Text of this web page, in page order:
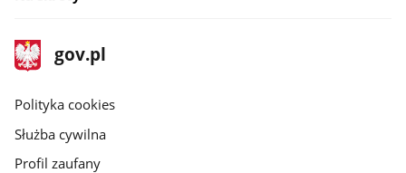
stopka
gov.pl
Strona
gov.pl
gov.pl
Polityka cookies
Służba cywilna
Profil zaufany